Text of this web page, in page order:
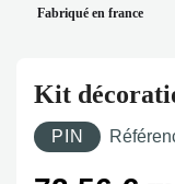
Fabriqué en france
Kit
PIN